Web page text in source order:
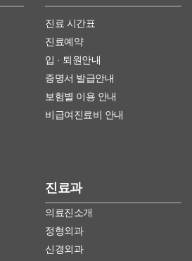
진료 시간표
진료예약
입 · 퇴원안내
증명서 발급안내
보험별 이용 안내
비급여진료비 안내
진료과
의료진소개
정형외과
신경외과